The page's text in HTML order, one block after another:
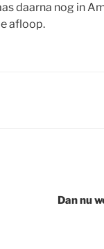
daarna nog in
afloop.
Dan nu